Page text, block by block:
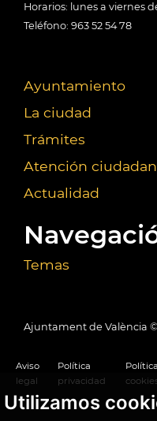
Utilizamos
Horarios: lunes a viernes
Teléfono: 963 52 54 78
Ayuntamiento
La ciudad
Trámites
Atención
Actualidad
Temas
Ajuntament de València ©
Aviso
legal
Política
privacidad